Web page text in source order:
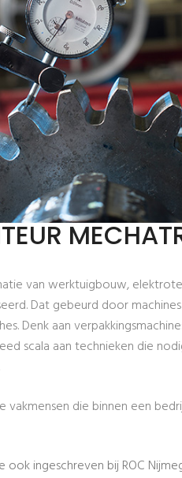
van werktuigbouw,
Dat gebeurd door
Denk aan
scala aan technieken die
vakmensen die binnen een
ingeschreven bij ROC